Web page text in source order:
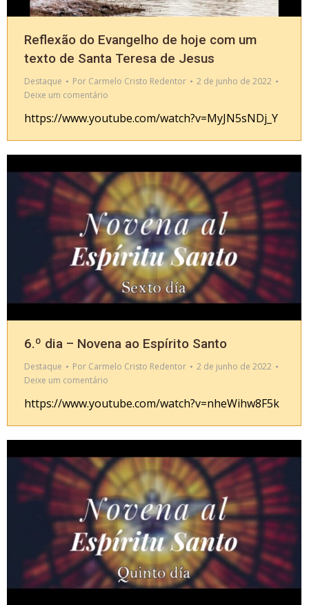
Reflexão do Evangelho de hoje com um
texto de Santa Teresa de Jesus
Destaque Por Carmelo Cristo Redentor
2 de junho de 2022
Deixe um comentário
https://www.youtube.com/watch?v=MyJN5sNDj_Y
6.º dia – Novena ao Espírito Santo
Destaque Por Carmelo Cristo Redentor
2 de junho de 2022
Deixe um comentário
https://www.youtube.com/watch?v=nheWihw8F5k